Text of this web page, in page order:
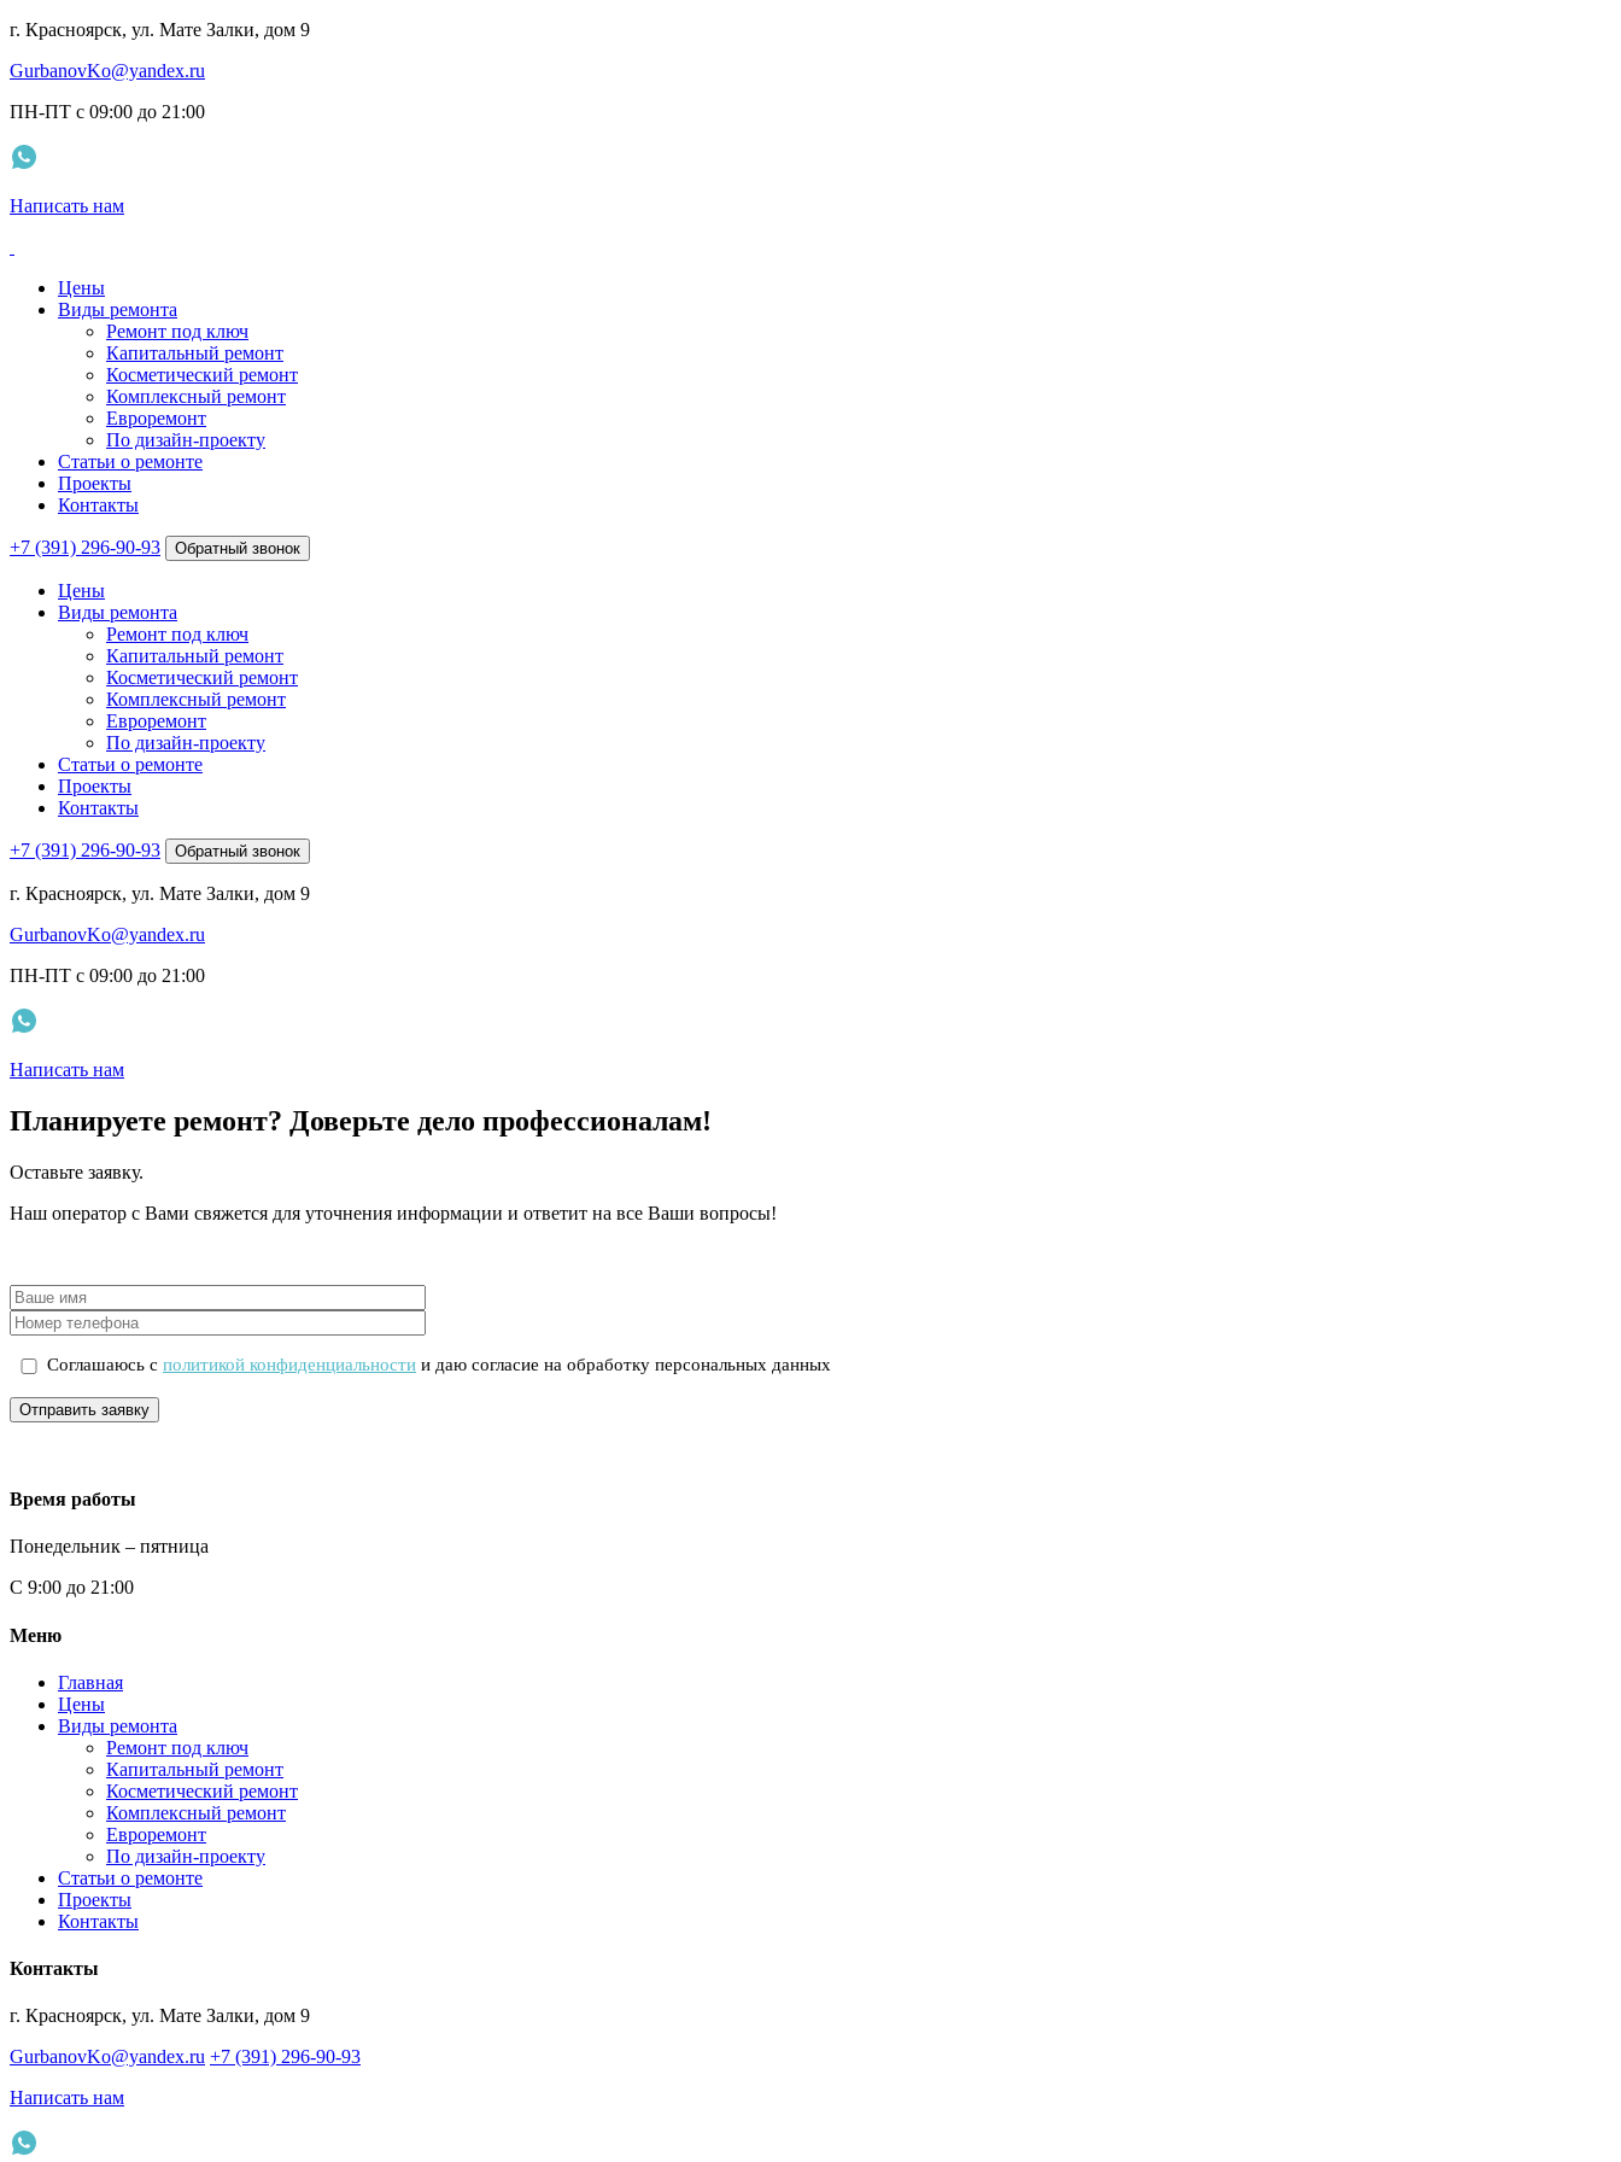
г. Красноярск, ул. Мате Залки, дом 9
GurbanovKo@yandex.ru
ПН-ПТ с 09:00 до 21:00
Написать нам
Цены
Виды ремонта
Ремонт под ключ
Капитальный ремонт
Косметический ремонт
Комплексный ремонт
Евроремонт
По дизайн-проекту
Статьи о ремонте
Проекты
Контакты
+7 (391) 296-90-93 Обратный звонок
Цены
Виды ремонта
Ремонт под ключ
Капитальный ремонт
Косметический ремонт
Комплексный ремонт
Евроремонт
По дизайн-проекту
Статьи о ремонте
Проекты
Контакты
+7 (391) 296-90-93 Обратный звонок
г. Красноярск, ул. Мате Залки, дом 9
GurbanovKo@yandex.ru
ПН-ПТ с 09:00 до 21:00
Написать нам
Планируете ремонт? Доверьте дело профессионалам!
Оставьте заявку.
Наш оператор с Вами свяжется для уточнения информации и ответит на все Ваши вопросы!
Соглашаюсь с политикой конфиденциальности и даю согласие на обработку персональных данных
Отправить заявку
Время работы
Понедельник – пятница
С 9:00 до 21:00
Меню
Главная
Цены
Виды ремонта
Ремонт под ключ
Капитальный ремонт
Косметический ремонт
Комплексный ремонт
Евроремонт
По дизайн-проекту
Статьи о ремонте
Проекты
Контакты
Контакты
г. Красноярск, ул. Мате Залки, дом 9
GurbanovKo@yandex.ru +7 (391) 296-90-93
Написать нам